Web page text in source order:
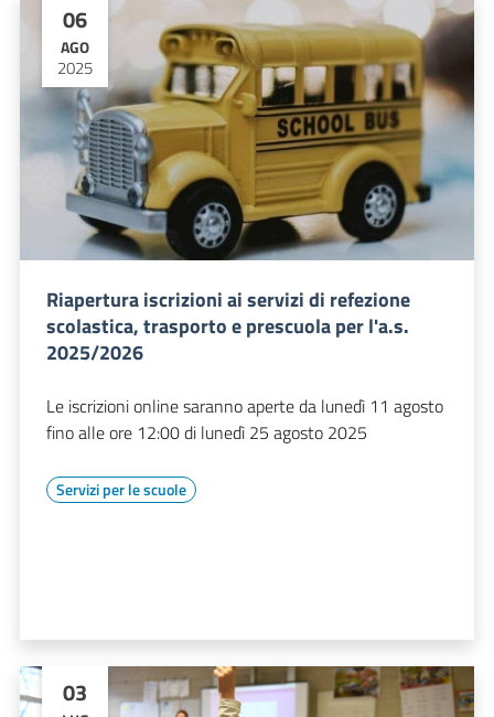
06
AGO
2025
Riapertura iscrizioni ai servizi di refezione
scolastica, trasporto e prescuola per l'a.s.
2025/2026
Le iscrizioni online saranno aperte da lunedì 11 agosto
fino alle ore 12:00 di lunedì 25 agosto 2025
Servizi per le scuole
03